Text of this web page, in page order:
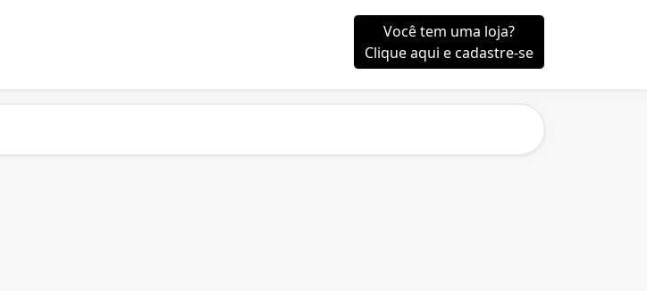
Você tem uma loja?
Clique aqui e cadastre-se